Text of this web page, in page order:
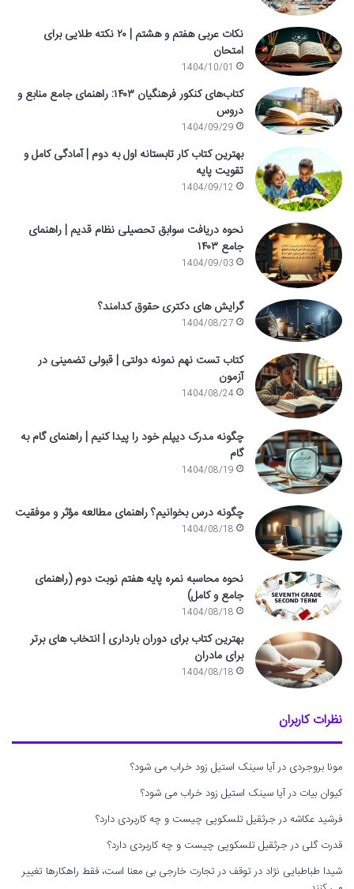
نکات عربی هفتم و هشتم | ۲۰ نکته طلایی برای
امتحان
1404/10/01
کتاب‌های کنکور فرهنگیان ۱۴۰۳: راهنمای جامع منابع و
دروس
1404/09/29
بهترین کتاب کار تابستانه اول به دوم | آمادگی کامل و
تقویت پایه
1404/09/12
نحوه دریافت سوابق تحصیلی نظام قدیم | راهنمای
جامع ۱۴۰۳
1404/09/03
گرایش های دکتری حقوق کدامند؟
1404/08/27
کتاب تست نهم نمونه دولتی | قبولی تضمینی در
آزمون
1404/08/24
چگونه مدرک دیپلم خود را پیدا کنیم | راهنمای گام به
گام
1404/08/19
چگونه درس بخوانیم؟ راهنمای مطالعه مؤثر و موفقیت
1404/08/18
نحوه محاسبه نمره پایه هفتم نوبت دوم (راهنمای
جامع و کامل)
1404/08/18
بهترین کتاب برای دوران بارداری | انتخاب های برتر
برای مادران
1404/08/18
نظرات کاربران
مونا بروجردی درآیا سینک استیل زود خراب می شود؟
کیوان بیات درآیا سینک استیل زود خراب می شود؟
فرشید عکاشه درجرثقیل تلسکوپی چیست و چه کاربردی دارد؟
قدرت گلی درجرثقیل تلسکوپی چیست و چه کاربردی دارد؟
شیدا طباطبایی نژاد درتوقف در تجارت خارجی بی معنا است، فقط راهکارها تغییر